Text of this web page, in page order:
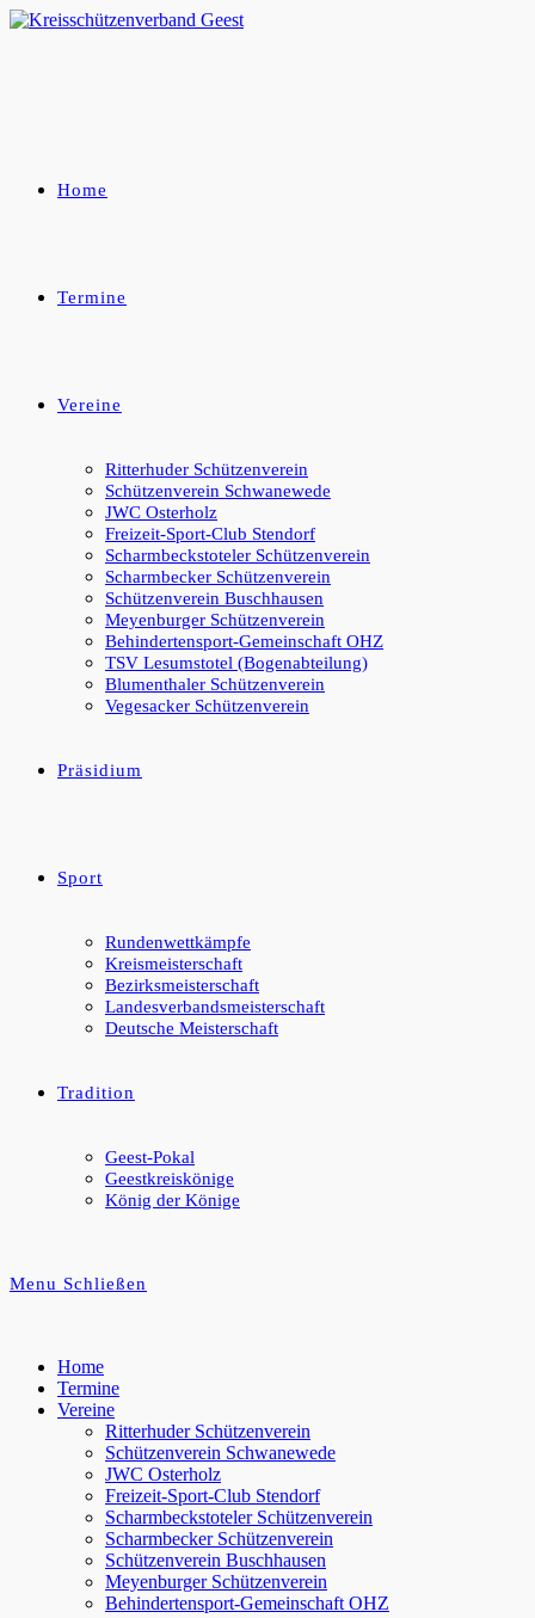
Zum
Home
Termine
Vereine
Ritterhuder Schützenverein
Schützenverein Schwanewede
JWC Osterholz
Freizeit-Sport-Club Stendorf
Scharmbeckstoteler Schützenverein
Scharmbecker Schützenverein
Schützenverein Buschhausen
Meyenburger Schützenverein
Behindertensport-Gemeinschaft OHZ
TSV Lesumstotel (Bogenabteilung)
Blumenthaler Schützenverein
Vegesacker Schützenverein
Präsidium
Sport
Rundenwettkämpfe
Kreismeisterschaft
Bezirksmeisterschaft
Landesverbandsmeisterschaft
Deutsche Meisterschaft
Tradition
Geest-Pokal
Geestkreiskönige
König der Könige
Menu Schließen
Home
Termine
Vereine
Ritterhuder Schützenverein
Schützenverein Schwanewede
JWC Osterholz
Freizeit-Sport-Club Stendorf
Scharmbeckstoteler Schützenverein
Scharmbecker Schützenverein
Schützenverein Buschhausen
Meyenburger Schützenverein
Behindertensport-Gemeinschaft OHZ